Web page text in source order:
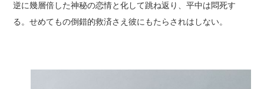
逆に幾層倍した神秘の恋情と化して跳ね返り、平中は悶死す
る。せめてもの倒錯的救済さえ彼にもたらされはしない。